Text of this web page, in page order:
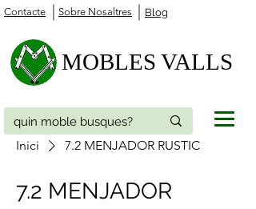
Contacte Blog
Sobre Nosaltres
MOBLES VALLS
Inici 7.2 MENJADOR RUSTIC
7.2 MENJADOR